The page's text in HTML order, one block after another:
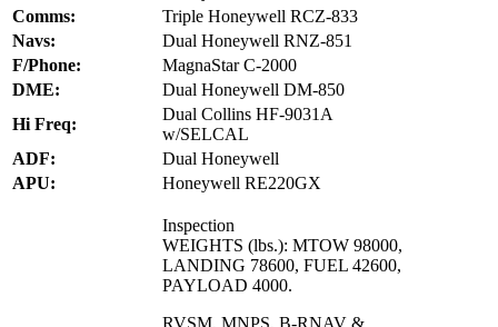
Comms:
Triple Honeywell RCZ-833
Navs:
Dual Honeywell RNZ-851
F/Phone:
MagnaStar C-2000
DME:
Dual Honeywell DM-850
Hi Freq:
Dual Collins HF-9031A
w/SELCAL
ADF:
Dual Honeywell
APU:
Honeywell RE220GX
Inspection
WEIGHTS (lbs.): MTOW 98000,
LANDING 78600, FUEL 42600,
PAYLOAD 4000.
RVSM, MNPS, B-RNAV &